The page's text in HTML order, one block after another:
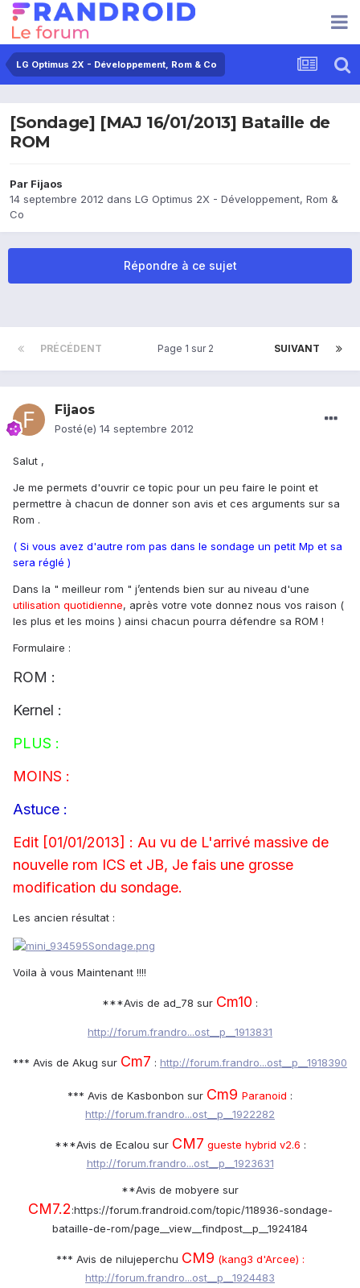
LG Optimus 2X - Développement, Rom & Co
[Sondage] [MAJ 16/01/2013] Bataille de
ROM
Par Fijaos
14 septembre 2012 dans LG Optimus 2X - Développement, Rom &
Co
Répondre à ce sujet
PRÉCÉDENT SUIVANT
Page 1 sur 2
Fijaos
Posté(e) 14 septembre 2012
Salut ,
Je me permets d'ouvrir ce topic pour un peu faire le point et
permettre à chacun de donner son avis et ces arguments sur sa
Rom .
( Si vous avez d'autre rom pas dans le sondage un petit Mp et sa
sera réglé )
Dans la " meilleur rom " j’entends bien sur au niveau d'une
utilisation quotidienne, après votre vote donnez nous vos raison (
les plus et les moins ) ainsi chacun pourra défendre sa ROM !
Formulaire :
ROM :
Kernel :
PLUS :
MOINS :
Astuce :
Edit [01/01/2013] : Au vu de L'arrivé massive de
nouvelle rom ICS et JB, Je fais une grosse
modification du sondage.
Les ancien résultat :
Voila à vous Maintenant !!!!
***Avis de ad_78 sur Cm10 :
http://forum.frandro...ost__p__1913831
*** Avis de Akug sur Cm7 : http://forum.frandro...ost__p__1918390
*** Avis de Kasbonbon sur Cm9 Paranoid :
http://forum.frandro...ost__p__1922282
***Avis de Ecalou sur CM7 gueste hybrid v2.6 :
http://forum.frandro...ost__p__1923631
**Avis de mobyere sur
CM7.2:https://forum.frandroid.com/topic/118936-sondage-
bataille-de-rom/page__view__findpost__p__1924184
*** Avis de nilujeperchu CM9 (kang3 d'Arcee) :
http://forum.frandro...ost__p__1924483